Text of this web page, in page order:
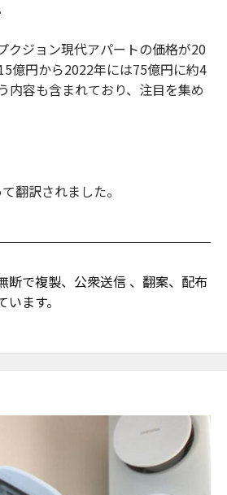
クジョン現代アパートの価格が20
億円から2022年には75億円に約4
内容も含まれており、注目を集め
翻訳されました。
断で複製、公衆送信 、翻案、配布
ます。